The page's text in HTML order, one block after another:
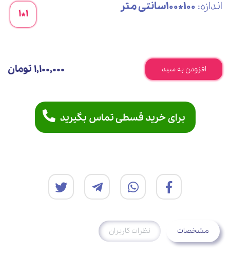
اندازه: 100*100سانتی متر 1*1
افزودن به سبد 1,100,000 تومان
برای خرید قسطی تماس بگیرید
مشخصات نظرات کاربران